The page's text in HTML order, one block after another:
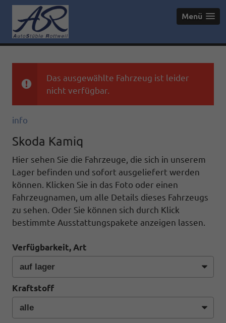
Menü
Das ausgewählte Fahrzeug ist leider
nicht verfügbar.
info
Skoda Kamiq
Hier sehen Sie die Fahrzeuge, die sich in unserem
Lager befinden und sofort ausgeliefert werden
können. Klicken Sie in das Foto oder einen
Fahrzeugnamen, um alle Details dieses Fahrzeugs
zu sehen. Oder Sie können sich durch Klick
bestimmte Ausstattungspakete anzeigen lassen.
Verfügbarkeit, Art
Kraftstoff